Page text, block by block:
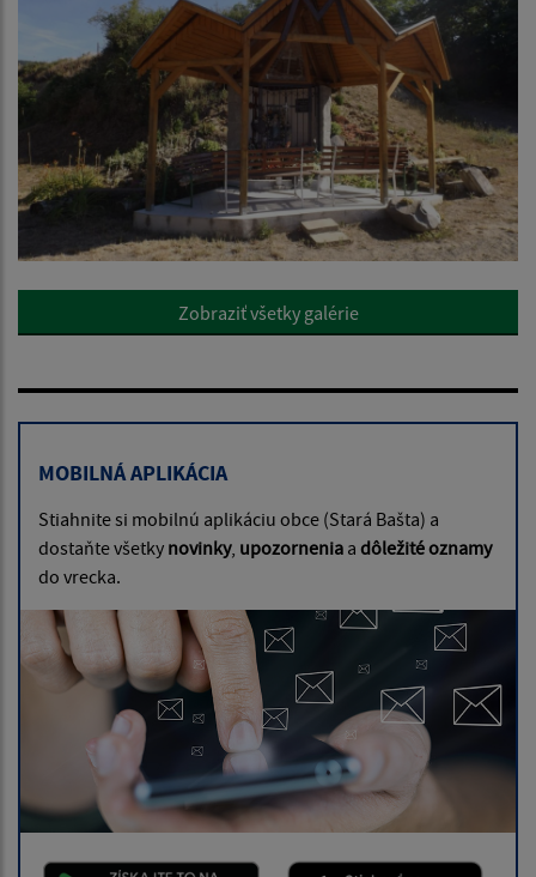
Zobraziť všetky galérie
MOBILNÁ APLIKÁCIA
Stiahnite si mobilnú aplikáciu obce (Stará Bašta) a
dostaňte všetky novinky, upozornenia a dôležité oznamy
do vrecka.